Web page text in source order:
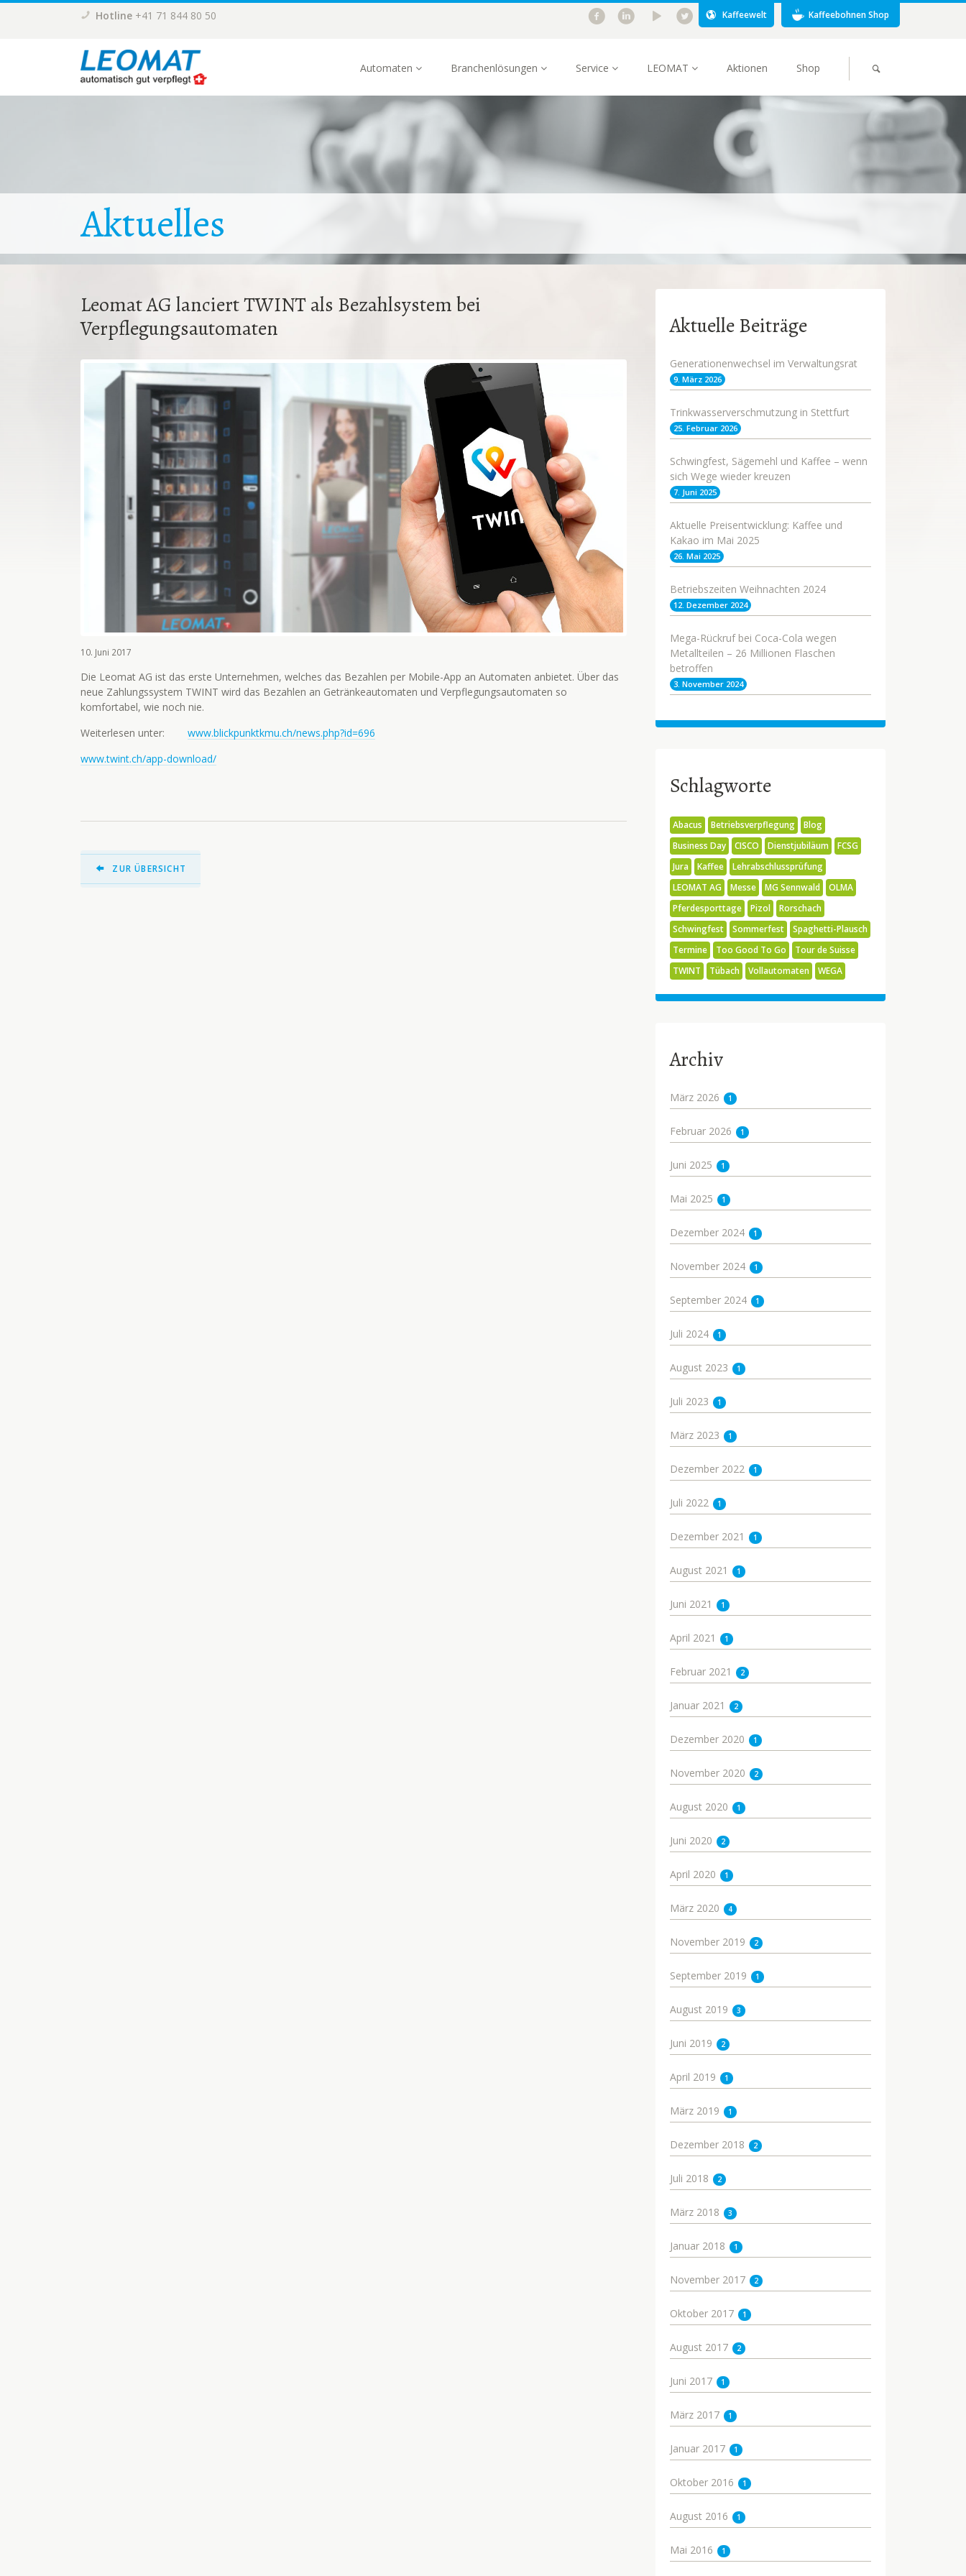
Hotline +41 71 844 80 50 Kaffeewelt Kaffeebohnen Shop
Automaten Branchenlösungen Service LEOMAT Aktionen Shop
Aktuelles
Leomat AG lanciert TWINT als Bezahlsystem bei
Verpflegungsautomaten
10. Juni 2017
Die Leomat AG ist das erste Unternehmen, welches das Bezahlen per Mobile-App an Automaten anbietet. Über das
neue Zahlungssystem TWINT wird das Bezahlen an Getränkeautomaten und Verpflegungsautomaten so
komfortabel, wie noch nie.
Weiterlesen unter: www.blickpunktkmu.ch/news.php?id=696
www.twint.ch/app-download/
ZUR ÜBERSICHT
Aktuelle Beiträge
Generationenwechsel im Verwaltungsrat
9. März 2026
Trinkwasserverschmutzung in Stettfurt
25. Februar 2026
Schwingfest, Sägemehl und Kaffee – wenn
sich Wege wieder kreuzen
7. Juni 2025
Aktuelle Preisentwicklung: Kaffee und
Kakao im Mai 2025
26. Mai 2025
Betriebszeiten Weihnachten 2024
12. Dezember 2024
Mega-Rückruf bei Coca-Cola wegen
Metallteilen – 26 Millionen Flaschen
betroffen
3. November 2024
Schlagworte
Abacus Betriebsverpflegung
Blog
Business Day
CISCO Dienstjubiläum
FCSG
Jura
Kaffee
Lehrabschlussprüfung
LEOMAT AG
Messe MG Sennwald
OLMA
Pferdesporttage
Pizol
Rorschach
Schwingfest
Sommerfest
Spaghetti-Plausch
Termine
Too Good To Go
Tour de Suisse
TWINT
Tübach Vollautomaten WEGA
Archiv
März 2026 1
Februar 2026 1
Juni 2025 1
Mai 2025 1
Dezember 2024 1
November 2024 1
September 2024 1
Juli 2024 1
August 2023 1
Juli 2023 1
März 2023 1
Dezember 2022 1
Juli 2022 1
Dezember 2021 1
August 2021 1
Juni 2021 1
April 2021 1
Februar 2021 2
Januar 2021 2
Dezember 2020 1
November 2020 2
August 2020 1
Juni 2020 2
April 2020 1
März 2020 4
November 2019 2
September 2019 1
August 2019 3
Juni 2019 2
April 2019 1
März 2019 1
Dezember 2018 2
Juli 2018 2
März 2018 3
Januar 2018 1
November 2017 2
Oktober 2017 1
August 2017 2
Juni 2017 1
März 2017 1
Januar 2017 1
Oktober 2016 1
August 2016 1
Mai 2016 1